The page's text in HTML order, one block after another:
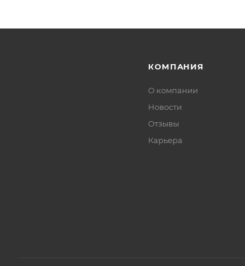
КОМПАНИЯ
О компании
Новости
Отзывы
Карьера